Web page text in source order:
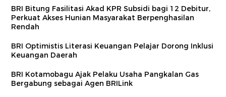
BRI Bitung Fasilitasi Akad KPR Subsidi bagi 12 Debitur,
Perkuat Akses Hunian Masyarakat Berpenghasilan
Rendah
BRI Optimistis Literasi Keuangan Pelajar Dorong Inklusi
Keuangan Daerah
BRI Kotamobagu Ajak Pelaku Usaha Pangkalan Gas
Bergabung sebagai Agen BRILink